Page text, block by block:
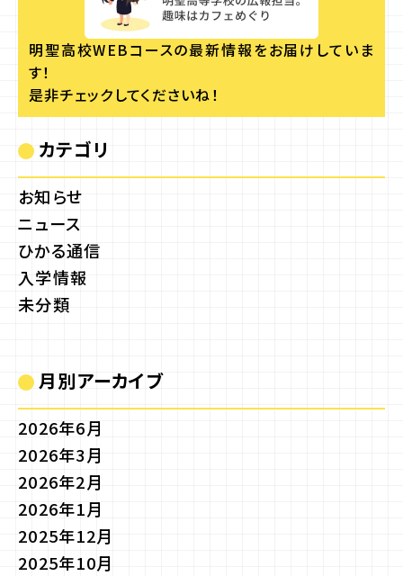
明聖高校WEBコースの最新情報をお届けしていま
す！
是非チェックしてくださいね！
カテゴリ
お知らせ
ニュース
ひかる通信
入学情報
未分類
月別アーカイブ
2026年6月
2026年3月
2026年2月
2026年1月
2025年12月
2025年10月